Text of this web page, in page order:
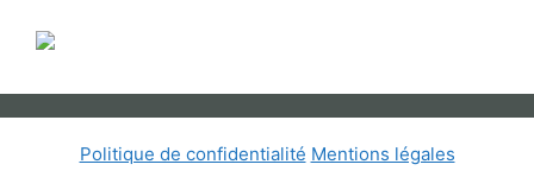
Politique de confidentialité Mentions légales